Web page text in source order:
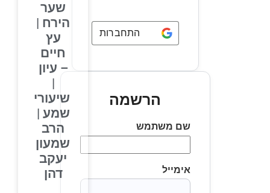
התחברות באמצעות Google
הרשמה
שם משתמש
אימייל
שער
הירח |
עץ
חיים
– עיון
שיעורי
שמע |
הרב
שמעון
יעקב
דהן